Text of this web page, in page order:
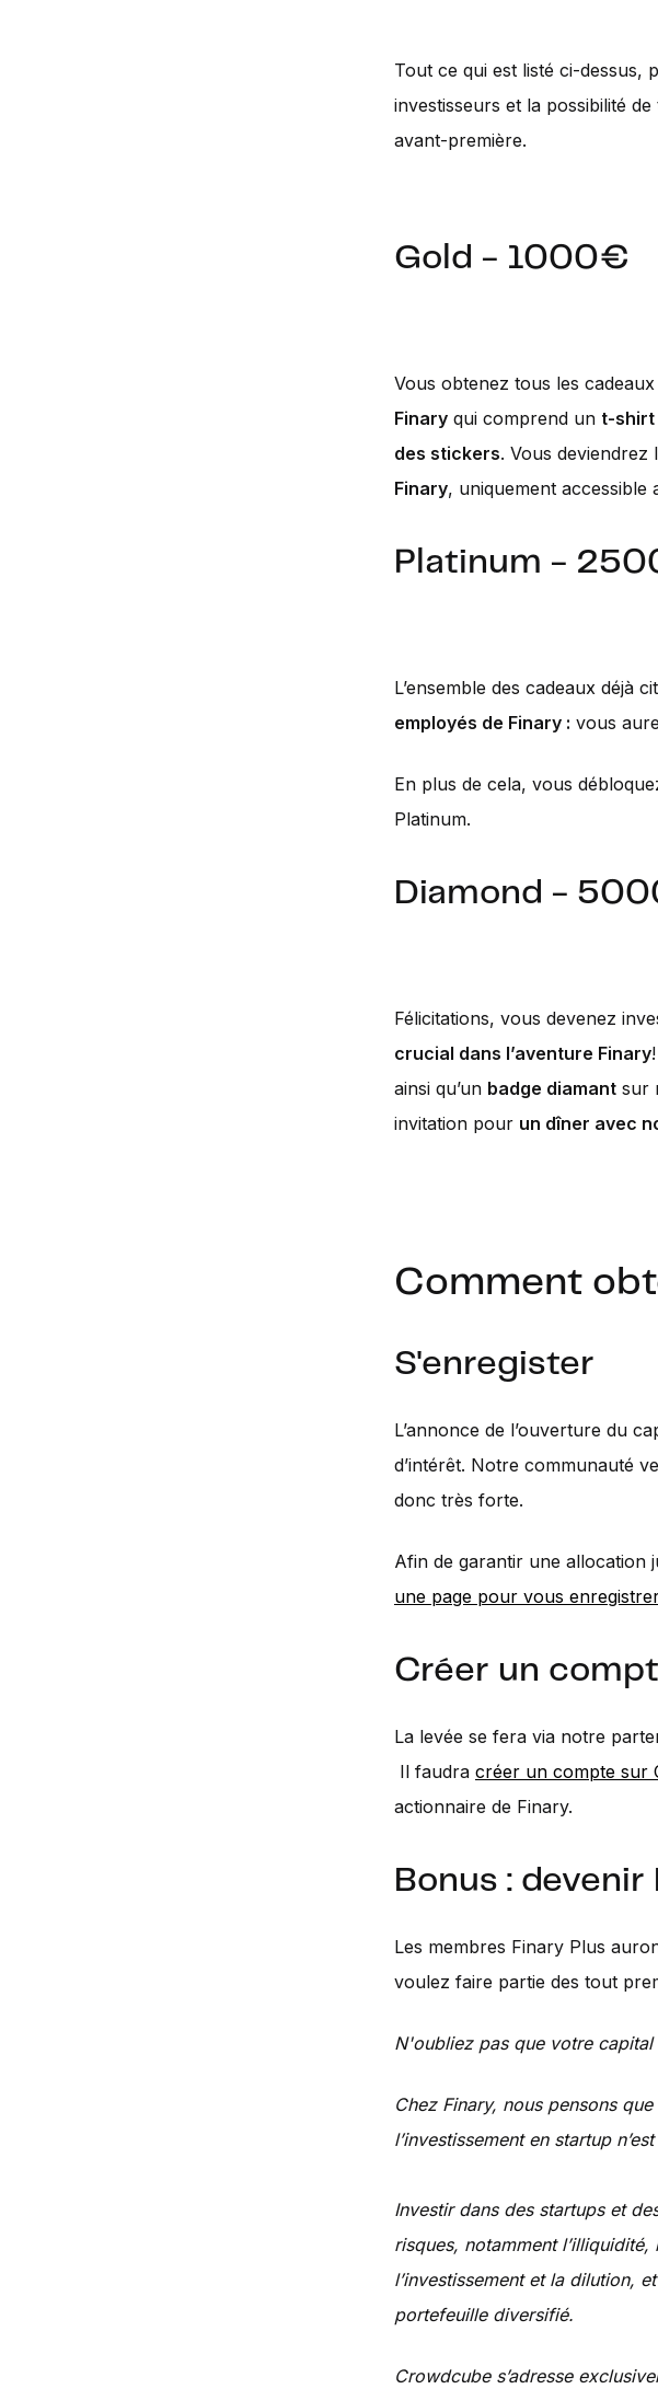
Tout ce qui est listé ci-dessus,
investisseurs et la possibilité
avant-première.
Gold - 1000€
Vous obtenez tous les
Finary qui comprend un t-shirt
des stickers. Vous
Finary, uniquement accessible
Platinum -
L’ensemble des cadeaux déjà
employés de Finary : vous
En plus de cela, vous
Platinum.
Diamond -
Félicitations, vous devenez
crucial dans l’aventure Finary
ainsi qu’un badge diamant sur
invitation pour un dîner avec
Comment
S'enregister
L’annonce de l’ouverture du
d’intérêt. Notre communauté
donc très forte.
Afin de garantir une allocation
une page pour vous enregistrer
Créer un
La levée se fera via notre
Il faudra créer un compte sur
actionnaire de Finary.
Bonus : devenir
Les membres Finary Plus
voulez faire partie des tout
N'oubliez pas que votre capital
Chez Finary, nous pensons
l’investissement en startup
Investir dans des startups et
risques, notamment
l’investissement et la dilution,
portefeuille diversifié.
Crowdcube s’adresse